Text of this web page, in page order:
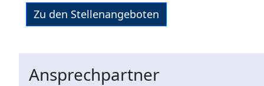
Zu den Stellenangeboten
Ansprechpartner